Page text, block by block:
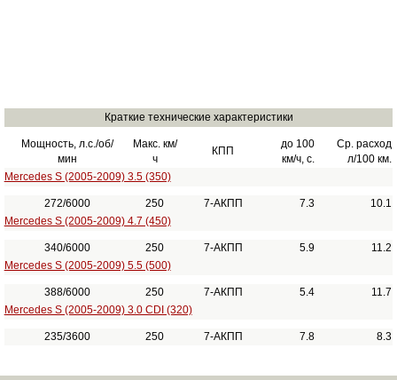
Краткие технические характеристики
Мощность, л.с./об/
мин
Макс. км/
ч
КПП
до 100
км/ч, с.
Ср. расход
л/100 км.
Mercedes S (2005-2009) 3.5 (350)
272/6000 250 7-АКПП 7.3
10.1
Mercedes S (2005-2009) 4.7 (450)
340/6000 250 7-АКПП 5.9
11.2
Mercedes S (2005-2009) 5.5 (500)
388/6000 250 7-АКПП 5.4
11.7
Mercedes S (2005-2009) 3.0 CDI (320)
235/3600 250 7-АКПП 7.8 8.3